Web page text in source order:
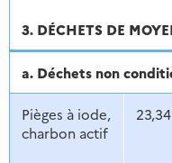
3. DÉCHETS DE
a. Déchets non
Pièges à iode,
charbon actif